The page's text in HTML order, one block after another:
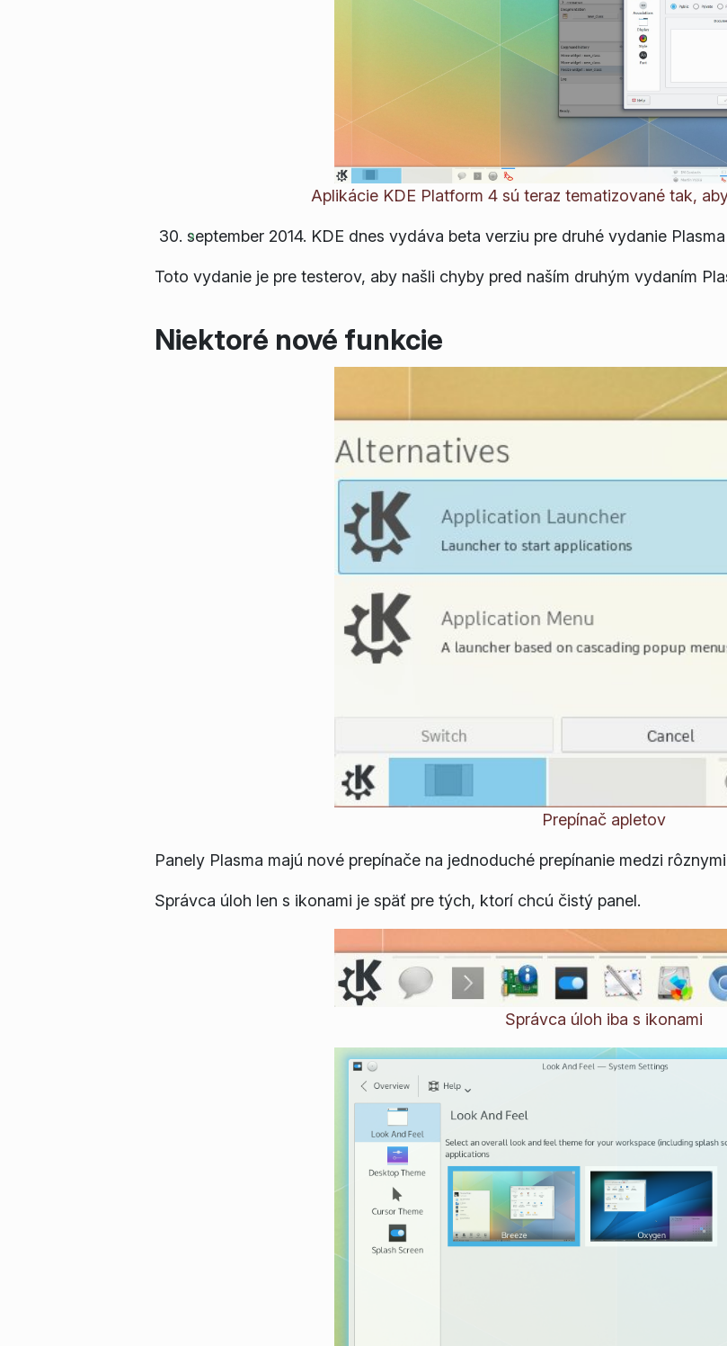
Aplikácie KDE Platform 4 sú teraz tematizované tak,
september 2014. KDE dnes vydáva beta verziu pre druhé vydanie
Toto vydanie je pre testerov, aby našli chyby pred naším druhým vydaním
Niektoré nové funkcie
Prepínač apletov
Panely Plasma majú nové prepínače na jednoduché prepínanie medzi
Správca úloh len s ikonami je späť pre tých, ktorí chcú čistý panel.
Správca úloh iba s ikonami